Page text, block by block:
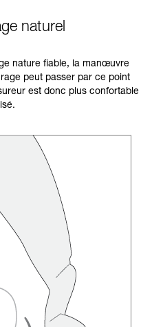
naturel
nature fiable, la manœuvre
peut passer par ce point
est donc plus confortable